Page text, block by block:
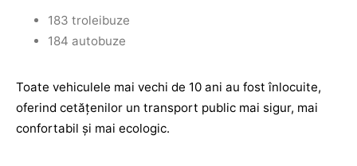
183 troleibuze
184 autobuze
Toate vehiculele mai vechi de 10 ani au fost înlocuite,
oferind cetățenilor un transport public mai sigur, mai
confortabil și mai ecologic.